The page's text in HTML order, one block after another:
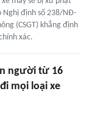
định số 238/NĐ-
(CSGT) khẳng định
xác.
người từ 16
mọi loại xe